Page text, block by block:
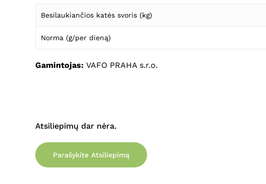
Besilaukiančios katės svoris (kg)
Norma (g/per dieną)
Gamintojas: VAFO PRAHA s.r.o.
Atsiliepimų dar nėra.
Parašykite Atsiliepimą